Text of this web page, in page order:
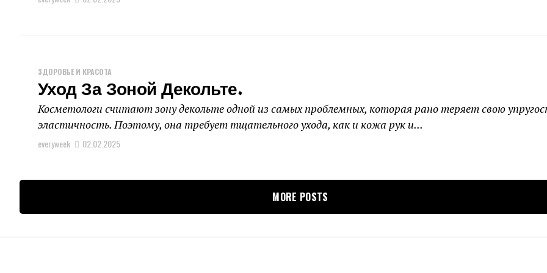
ЗДОРОВЬЕ И КРАСОТА
Уход За Зоной Декольте.
Косметологи считают зону декольте одной из самых проблемных, которая рано теряет свою
эластичность. Поэтому, она требует тщательного ухода, как и кожа рук и...
everyweek 02.02.2025
MORE POSTS